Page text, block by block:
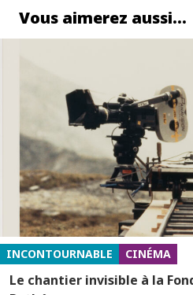
Vous aimerez aussi…
INCONTOURNABLE CINÉMA
Le chantier invisible à la